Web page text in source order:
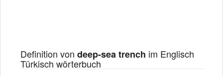
Definition von deep-sea trench im Englisch
Türkisch wörterbuch